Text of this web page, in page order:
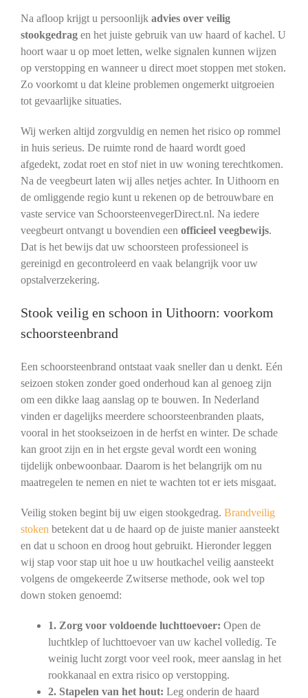
Na afloop krijgt u persoonlijk advies over veilig
stookgedragen het juiste gebruik van uw haard of kachel. U
hoort waar u op moet letten, welke signalen kunnen wijzen
op verstopping en wanneer u direct moet stoppen met stoken.
Zo voorkomt u dat kleine problemen ongemerkt uitgroeien
tot gevaarlijke situaties.
Wij werken altijd zorgvuldig en nemen het risico op rommel
in huis serieus. De ruimte rond de haard wordt goed
afgedekt, zodat roet en stof niet in uw woning terechtkomen.
Na de veegbeurt laten wij alles netjes achter. In Uithoorn en
de omliggende regio kunt u rekenen op de betrouwbare en
vaste service van SchoorsteenvegerDirect.nl. Na iedere
veegbeurt ontvangt u bovendien een officieel veegbewijs.
Dat is het bewijs dat uw schoorsteen professioneel is
gereinigd en gecontroleerd en vaak belangrijk voor uw
opstalverzekering.
Stook veilig en schoon in Uithoorn: voorkom
schoorsteenbrand
Een schoorsteenbrand ontstaat vaak sneller dan u denkt. Eén
seizoen stoken zonder goed onderhoud kan al genoeg zijn
om een dikke laag aanslag op te bouwen. In Nederland
vinden er dagelijks meerdere schoorsteenbranden plaats,
vooral in het stookseizoen in de herfst en winter. De schade
kan groot zijn en in het ergste geval wordt een woning
tijdelijk onbewoonbaar. Daarom is het belangrijk om nu
maatregelen te nemen en niet te wachten tot er iets misgaat.
Veilig stoken begint bij uw eigen stookgedrag. Brandveilig
stoken betekent dat u de haard op de juiste manier aansteekt
en dat u schoon en droog hout gebruikt. Hieronder leggen
wij stap voor stap uit hoe u uw houtkachel veilig aansteekt
volgens de omgekeerde Zwitserse methode, ook wel top
down stoken genoemd:
1. Zorg voor voldoende luchttoevoer: Open de
luchtklep of luchttoevoer van uw kachel volledig. Te
weinig lucht zorgt voor veel rook, meer aanslag in het
rookkanaal en extra risico op verstopping.
2. Stapelen van het hout: Leg onderin de haard